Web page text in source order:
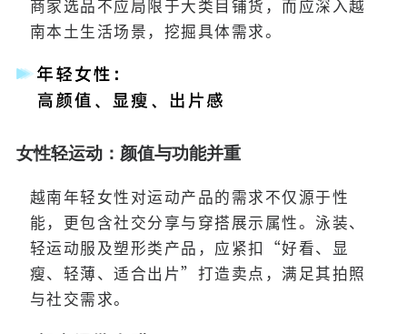
商家选品不应局限于大类目铺货，而应深入越
南本土生活场景，挖掘具体需求。
女性轻运动：颜值与功能并重
越南年轻女性对运动产品的需求不仅源于性
能，更包含社交分享与穿搭展示属性。泳装、
轻运动服及塑形类产品，应紧扣“好看、显
瘦、轻薄、适合出片”打造卖点，满足其拍照
与社交需求。